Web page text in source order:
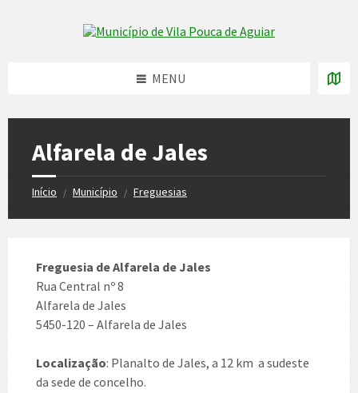
Skip to content
MENU
Alfarela de Jales
Início / Município / Freguesias
Freguesia de Alfarela de Jales
Rua Central nº 8
Alfarela de Jales
5450-120 – Alfarela de Jales
Localização: Planalto de Jales, a 12 km a sudeste
da sede de concelho.